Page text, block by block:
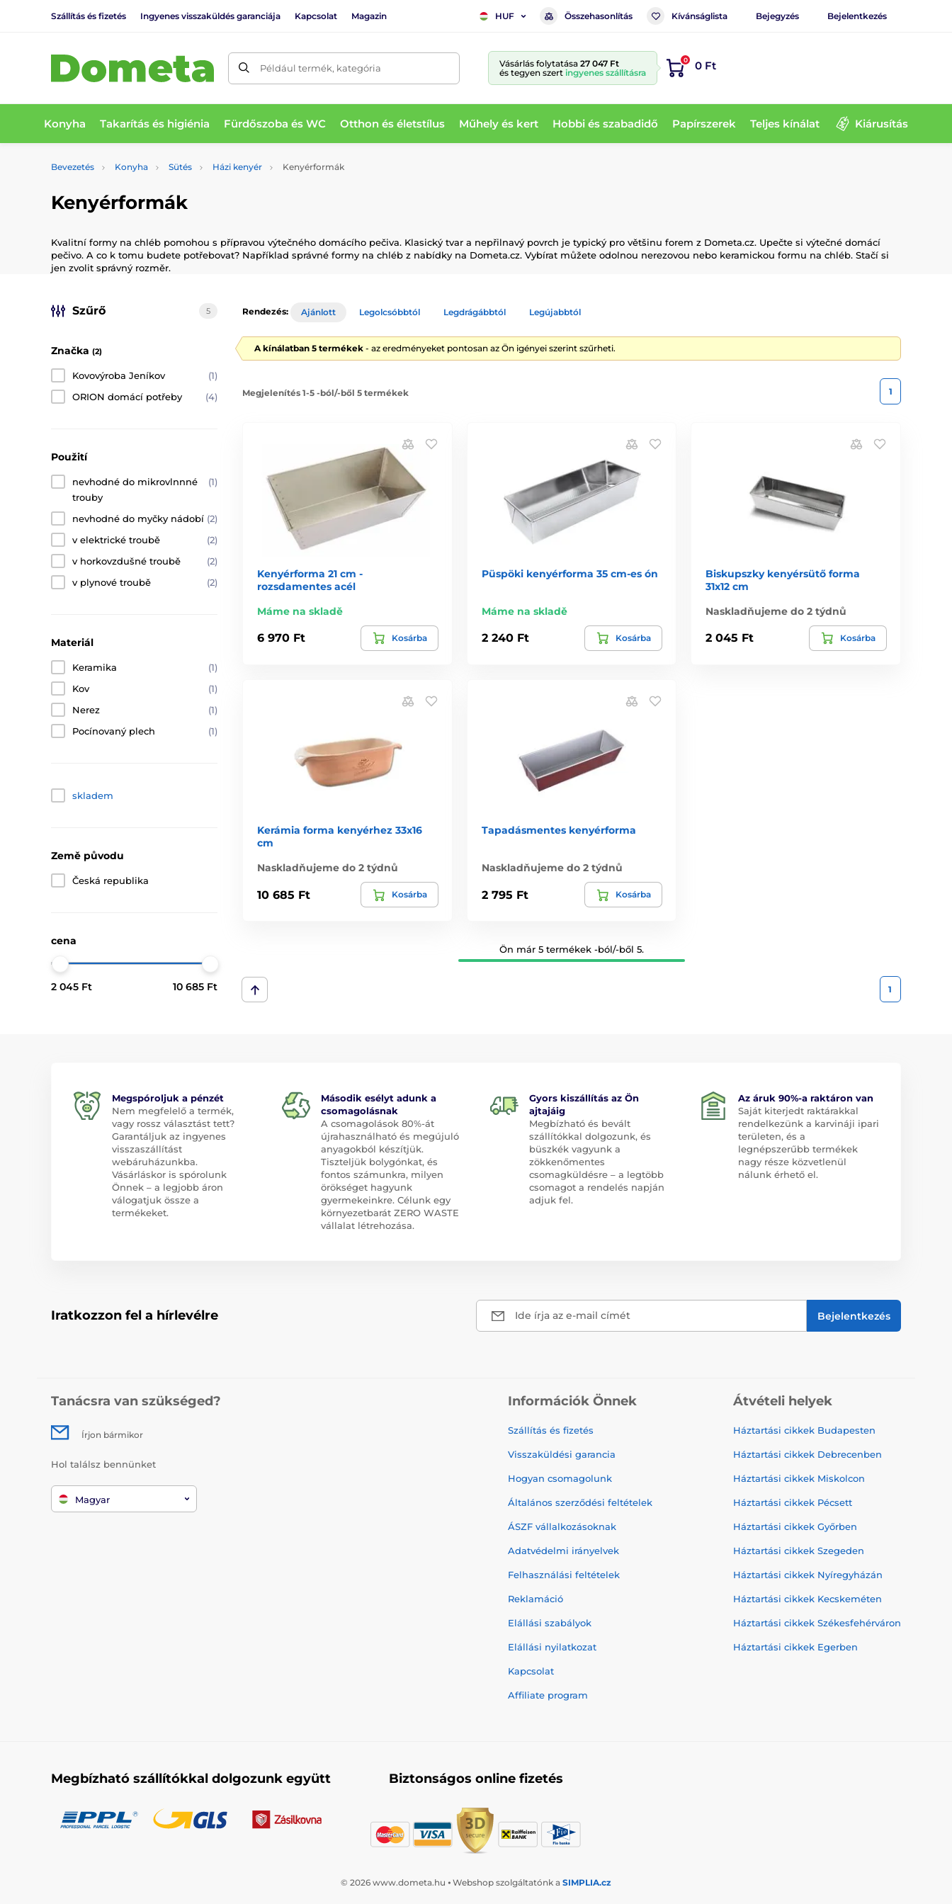
Szállítás és fizetés Ingyenes visszaküldés garanciája Kapcsolat Magazin HUF Összehasonlítás Kívánságlista Bejegyzés Bejelentkezés
Például termék, kategória Vásárlás folytatása 27 047 Ft
és tegyen szert ingyenes szállításra
0 0 Ft
Konyha Takarítás és higiénia Fürdőszoba és WC Otthon és életstílus Műhely és kert Hobbi és szabadidő Papírszerek Teljes kínálat Kiárusítás
Bevezetés Konyha Sütés Házi kenyér Kenyérformák
Kenyérformák
Kvalitní formy na chléb pomohou s přípravou výtečného domácího pečiva. Klasický tvar a nepřilnavý povrch je typický pro většinu forem z Dometa.cz. Upečte si výtečné domácí
pečivo. A co k tomu budete potřebovat? Například správné formy na chléb z nabídky na Dometa.cz. Vybírat můžete odolnou nerezovou nebo keramickou formu na chléb. Stačí si
jen zvolit správný rozměr.
Szűrő 5
Značka (2)
Kovovýroba Jeníkov
(1)
ORION domácí potřeby
(4)
Použití
nevhodné do mikrovlnnné
trouby
(1)
nevhodné do myčky nádobí (2)
v elektrické troubě
(2)
v horkovzdušné troubě
(2)
v plynové troubě
(2)
Materiál
Keramika
(1)
Kov
(1)
Nerez
(1)
Pocínovaný plech
(1)
skladem
Země původu
Česká republika
cena
2 045 Ft 10 685 Ft
Rendezés: Ajánlott Legolcsóbbtól Legdrágábbtól Legújabbtól
A kínálatban 5 termékek - az eredményeket pontosan az Ön igényei szerint szűrheti.
Megjelenítés 1-5 -ból/-ből 5 termékek 1
Kenyérforma 21 cm -
rozsdamentes acél
Máme na skladě
6 970 Ft Kosárba
Püspöki kenyérforma 35 cm-es ón
Máme na skladě
2 240 Ft Kosárba
Biskupszky kenyérsütő forma
31x12 cm
Naskladňujeme do 2 týdnů
2 045 Ft Kosárba
Kerámia forma kenyérhez 33x16
cm
Naskladňujeme do 2 týdnů
10 685 Ft Kosárba
Tapadásmentes kenyérforma
Naskladňujeme do 2 týdnů
2 795 Ft Kosárba
Ön már 5 termékek -ból/-ből 5.
1
Megspóroljuk a pénzét
Nem megfelelő a termék,
vagy rossz választást tett?
Garantáljuk az ingyenes
visszaszállítást
webáruházunkba.
Vásárláskor is spórolunk
Önnek – a legjobb áron
válogatjuk össze a
termékeket.
Második esélyt adunk a
csomagolásnak
A csomagolások 80%-át
újrahasználható és megújuló
anyagokból készítjük.
Tiszteljük bolygónkat, és
fontos számunkra, milyen
örökséget hagyunk
gyermekeinkre. Célunk egy
környezetbarát ZERO WASTE
vállalat létrehozása.
Gyors kiszállítás az Ön
ajtajáig
Megbízható és bevált
szállítókkal dolgozunk, és
büszkék vagyunk a
zökkenőmentes
csomagküldésre – a legtöbb
csomagot a rendelés napján
adjuk fel.
Az áruk 90%-a raktáron van
Saját kiterjedt raktárakkal
rendelkezünk a karvináji ipari
területen, és a
legnépszerűbb termékek
nagy része közvetlenül
nálunk érhető el.
Iratkozzon fel a hírlevélre Ide írja az e-mail címét Bejelentkezés
Tanácsra van szükséged?
Írjon bármikor
Hol találsz bennünket
Magyar
Információk Önnek
Szállítás és fizetés
Visszaküldési garancia
Hogyan csomagolunk
Általános szerződési feltételek
ÁSZF vállalkozásoknak
Adatvédelmi irányelvek
Felhasználási feltételek
Reklamáció
Elállási szabályok
Elállási nyilatkozat
Kapcsolat
Affiliate program
Átvételi helyek
Háztartási cikkek Budapesten
Háztartási cikkek Debrecenben
Háztartási cikkek Miskolcon
Háztartási cikkek Pécsett
Háztartási cikkek Győrben
Háztartási cikkek Szegeden
Háztartási cikkek Nyíregyházán
Háztartási cikkek Kecskeméten
Háztartási cikkek Székesfehérváron
Háztartási cikkek Egerben
Megbízható szállítókkal dolgozunk együtt Biztonságos online fizetés
© 2026 www.dometa.hu ⦁ Webshop szolgáltatónk a SIMPLIA.cz